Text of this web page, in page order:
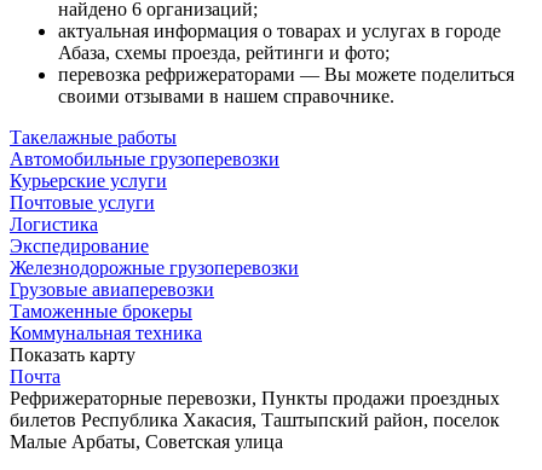
найдено 6 организаций;
актуальная информация о товарах и услугах в городе
Абаза, схемы проезда, рейтинги и фото;
перевозка рефрижераторами — Вы можете поделиться
своими отзывами в нашем справочнике.
Такелажные работы
Автомобильные грузоперевозки
Курьерские услуги
Почтовые услуги
Логистика
Экспедирование
Железнодорожные грузоперевозки
Грузовые авиаперевозки
Таможенные брокеры
Коммунальная техника
Показать карту
Почта
Рефрижераторные перевозки, Пункты продажи проездных
билетов Республика Хакасия, Таштыпский район, поселок
Малые Арбаты, Советская улица